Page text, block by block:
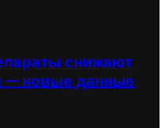
снижают
— новые данные